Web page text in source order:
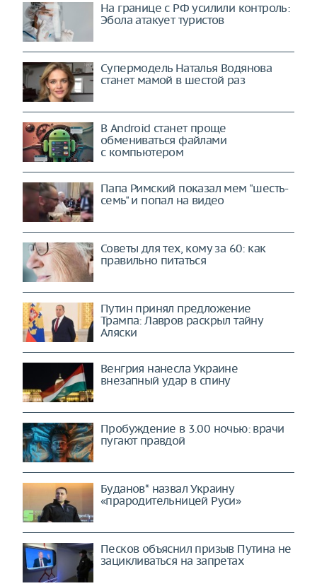
На границе с РФ усилили контроль:
Эбола атакует туристов
Супермодель Наталья Водянова
станет мамой в шестой раз
В Android станет проще
обмениваться файлами
с компьютером
Папа Римский показал мем "шесть-
семь" и попал на видео
Советы для тех, кому за 60: как
правильно питаться
Путин принял предложение
Трампа: Лавров раскрыл тайну
Аляски
Венгрия нанесла Украине
внезапный удар в спину
Пробуждение в 3.00 ночью: врачи
пугают правдой
Буданов* назвал Украину
«прародительницей Руси»
Песков объяснил призыв Путина не
зацикливаться на запретах